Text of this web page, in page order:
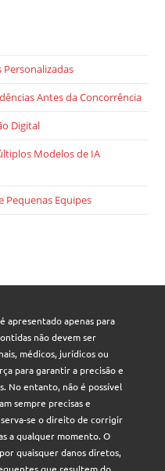
Personalizadas
Antes da Concorrência
Digital
Modelos de IA
Pequenas Equipes
apresentado apenas para
não devem ser
médicos, jurídicos ou
para garantir a precisão e
No entanto, não é possível
sempre precisas e
se o direito de corrigir
a qualquer momento. O
quaisquer danos diretos,